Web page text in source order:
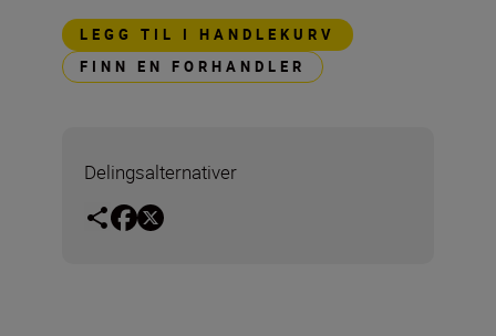
LEGG TIL I HANDLEKURV
FINN EN FORHANDLER
Delingsalternativer